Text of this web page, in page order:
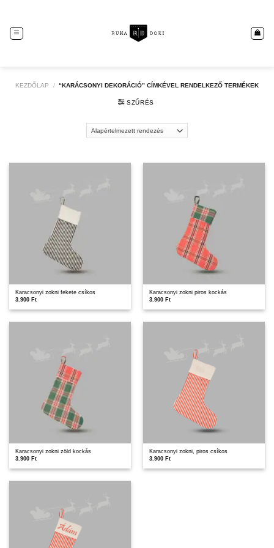
KEZDŐLAP / “KARÁCSONYI DEKORÁCIÓ” CÍMKÉVEL RENDELKEZŐ TERMÉKEK
SZŰRÉS
Karacsonyi zokni fekete csíkos
3.900 Ft
Karacsonyi zokni piros kockás
3.900 Ft
Karacsonyi zokni zöld kockás
3.900 Ft
Karacsonyi zokni, piros csíkos
3.900 Ft